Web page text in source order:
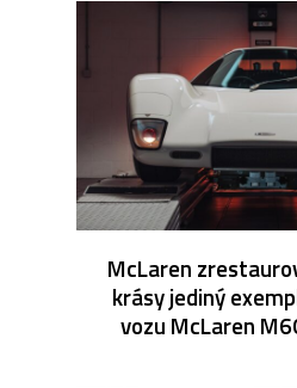
McLaren
krásy jediný
vozu McLaren